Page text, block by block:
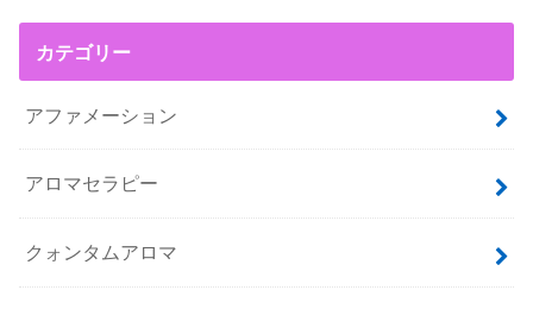
カテゴリー
アファメーション
アロマセラピー
クォンタムアロマ